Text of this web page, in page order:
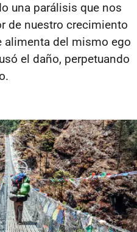
una parálisis que nos
de nuestro crecimiento
alimenta del mismo ego
el daño, perpetuando